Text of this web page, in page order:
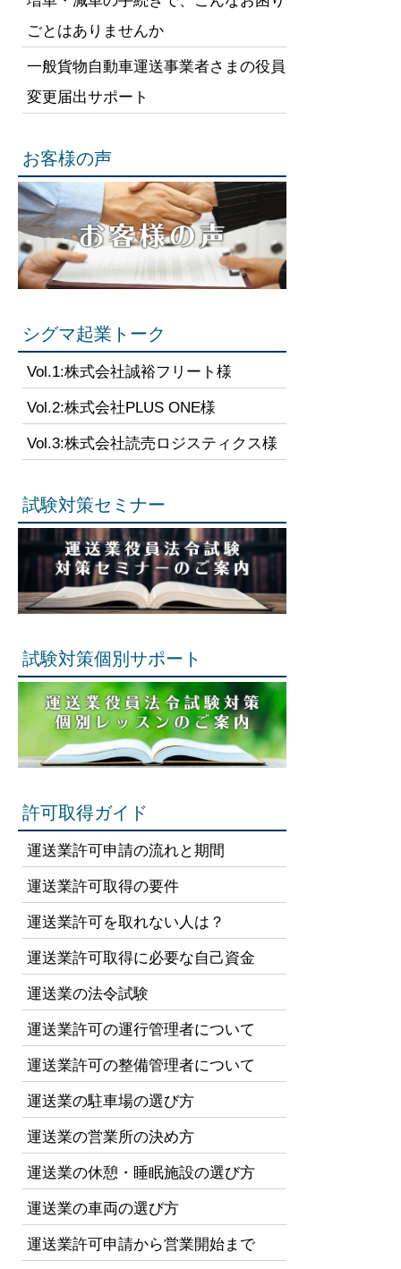
ごとはありませんか
一般貨物自動車運送事業者さまの役員
変更届出サポート
お客様の声
シグマ起業トーク
Vol.1:株式会社誠裕フリート様
Vol.2:株式会社PLUS ONE様
Vol.3:株式会社読売ロジスティクス様
試験対策セミナー
試験対策個別サポート
許可取得ガイド
運送業許可申請の流れと期間
運送業許可取得の要件
運送業許可を取れない人は？
運送業許可取得に必要な自己資金
運送業の法令試験
運送業許可の運行管理者について
運送業許可の整備管理者について
運送業の駐車場の選び方
運送業の営業所の決め方
運送業の休憩・睡眠施設の選び方
運送業の車両の選び方
運送業許可申請から営業開始まで